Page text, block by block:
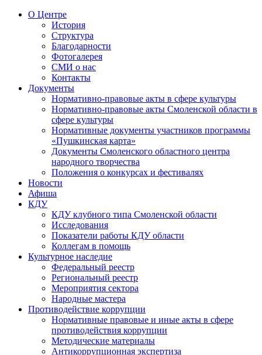
О Центре
История
Структура
Благодарности
Фотогалерея
СМИ о нас
Контакты
Документы
Нормативно-правовые акты в сфере культуры
Нормативно-правовые акты Смоленской области в
сфере культуры
Нормативные документы участников программы
«Пушкинская карта»
Документы Смоленского областного центра
народного творчества
Положения о конкурсах и фестивалях
Новости
Афиша
КДУ
КДУ клубного типа Смоленской области
Исследования
Показатели работы КДУ области
Коллегам в помощь
Культурное наследие
Федеральный реестр
Региональный реестр
Мероприятия сектора
Народные мастера
Противодействие коррупции
Нормативные правовые и иные акты в сфере
противодействия коррупции
Методические материалы
Антикоррупционная экспертиза